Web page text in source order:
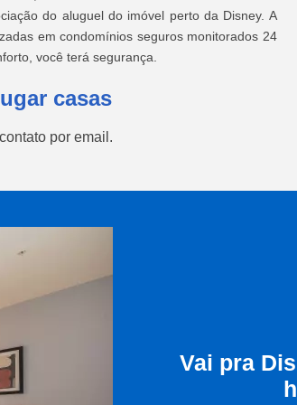
do aluguel do imóvel perto da Disney. A
em condomínios seguros monitorados 24
você terá segurança.
casas
por email.
Vai pra